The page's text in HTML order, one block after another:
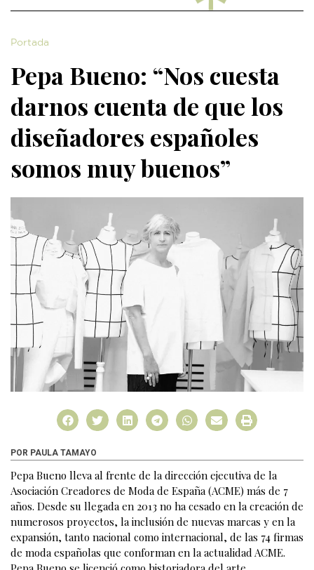
Portada
Pepa Bueno: “Nos cuesta
darnos cuenta de que los
diseñadores españoles
somos muy buenos”
POR PAULA TAMAYO
Pepa Bueno lleva al frente de la dirección ejecutiva de la
Asociación Creadores de Moda de España (ACME) más de 7
años. Desde su llegada en 2013 no ha cesado en la creación de
numerosos proyectos, la inclusión de nuevas marcas y en la
expansión, tanto nacional como internacional, de las 74 firmas
de moda españolas que conforman en la actualidad ACME.